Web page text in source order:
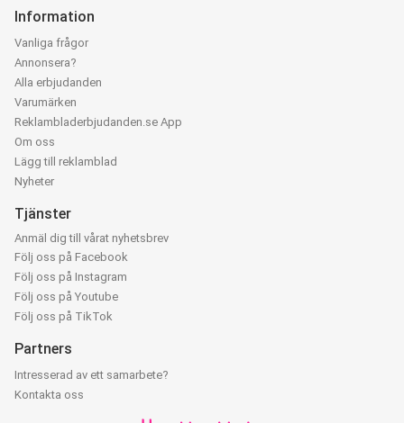
Information
Vanliga frågor
Annonsera?
Alla erbjudanden
Varumärken
Reklambladerbjudanden.se App
Om oss
Lägg till reklamblad
Nyheter
Tjänster
Anmäl dig till vårat nyhetsbrev
Följ oss på Facebook
Följ oss på Instagram
Följ oss på Youtube
Följ oss på TikTok
Partners
Intresserad av ett samarbete?
Kontakta oss